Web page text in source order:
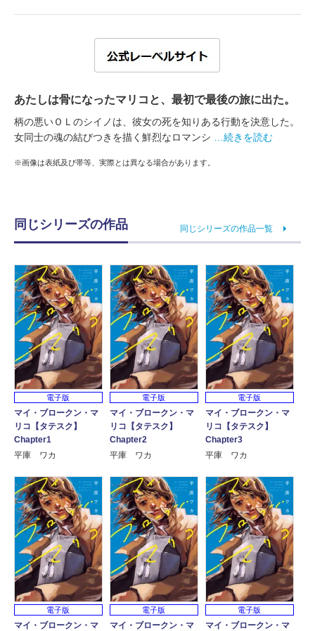
あたしは骨になったマリコと、最初で最後の旅に出た。
柄の悪いＯＬのシイノは、彼女の死を知りある行動を決意した。
女同士の魂の結びつきを描く鮮烈なロマンシ
…続きを読む
※画像は表紙及び帯等、実際とは異なる場合があります。
同じシリーズの作品 同じシリーズの作品一覧
電子版
マイ・ブロークン・マ
リコ【タテスク】
Chapter1
平庫 ワカ
電子版
マイ・ブロークン・マ
リコ【タテスク】
Chapter2
平庫 ワカ
電子版
マイ・ブロークン・マ
リコ【タテスク】
Chapter3
平庫 ワカ
電子版
マイ・ブロークン・マ
電子版
マイ・ブロークン・マ
電子版
マイ・ブロークン・マ